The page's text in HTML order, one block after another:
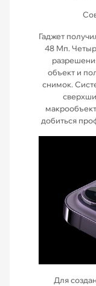
Гаджет
48 Мп.
объект и
снимок.
добиться
Для